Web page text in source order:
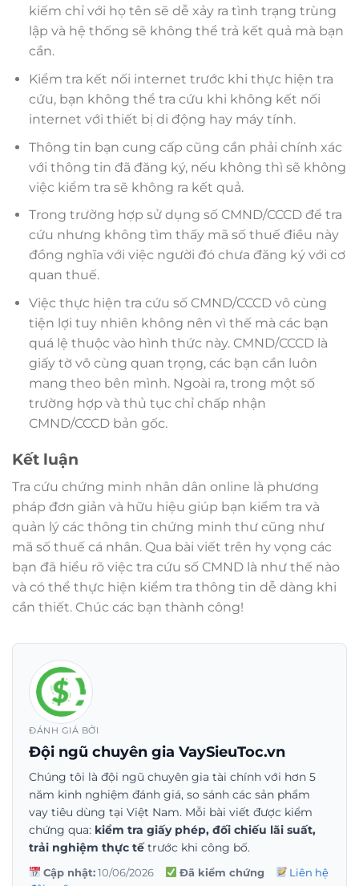
kiếm chỉ với họ tên sẽ dễ xảy ra tình trạng trùng
lập và hệ thống sẽ không thể trả kết quả mà bạn
cần.
Kiểm tra kết nối internet trước khi thực hiện tra
cứu, bạn không thể tra cứu khi không kết nối
internet với thiết bị di động hay máy tính.
Thông tin bạn cung cấp cũng cần phải chính xác
với thông tin đã đăng ký, nếu không thì sẽ không
việc kiểm tra sẽ không ra kết quả.
Trong trường hợp sử dụng số CMND/CCCD để tra
cứu nhưng không tìm thấy mã số thuế điều này
đồng nghĩa với việc người đó chưa đăng ký với cơ
quan thuế.
Việc thực hiện tra cứu số CMND/CCCD vô cùng
tiện lợi tuy nhiên không nên vì thế mà các bạn
quá lệ thuộc vào hình thức này. CMND/CCCD là
giấy tờ vô cùng quan trọng, các bạn cần luôn
mang theo bên mình. Ngoài ra, trong một số
trường hợp và thủ tục chỉ chấp nhận
CMND/CCCD bản gốc.
Kết luận
Tra cứu chứng minh nhân dân online là phương
pháp đơn giản và hữu hiệu giúp bạn kiểm tra và
quản lý các thông tin chứng minh thư cũng như
mã số thuế cá nhân. Qua bài viết trên hy vọng các
bạn đã hiểu rõ việc tra cứu số CMND là như thế nào
và có thể thực hiện kiểm tra thông tin dễ dàng khi
cần thiết. Chúc các bạn thành công!
ĐÁNH GIÁ BỞI
Đội ngũ chuyên gia VaySieuToc.vn
Chúng tôi là đội ngũ chuyên gia tài chính với hơn 5
năm kinh nghiệm đánh giá, so sánh các sản phẩm
vay tiêu dùng tại Việt Nam. Mỗi bài viết được kiểm
chứng qua: kiểm tra giấy phép, đối chiếu lãi suất,
trải nghiệm thực tếtrước khi công bố.
Cập nhật:10/06/2026 Đã kiểm chứng
Liên hệ